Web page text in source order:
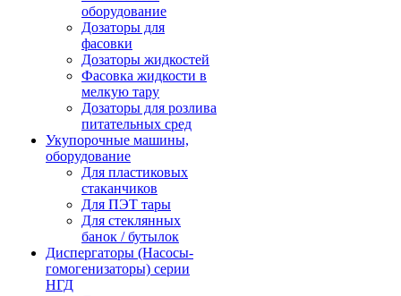
оборудование
Дозаторы для
фасовки
Дозаторы жидкостей
Фасовка жидкости в
мелкую тару
Дозаторы для розлива
питательных сред
Укупорочные машины,
оборудование
Для пластиковых
стаканчиков
Для ПЭТ тары
Для стеклянных
банок / бутылок
Диспергаторы (Насосы-
гомогенизаторы) серии
НГД